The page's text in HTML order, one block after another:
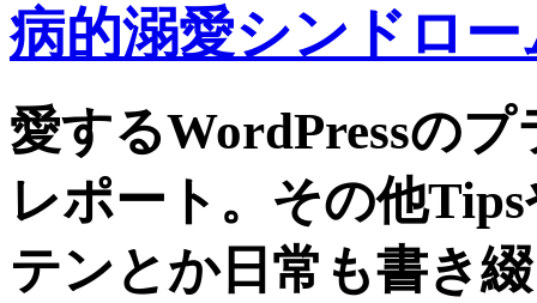
病的溺愛シンドロー
愛するWordPressの
レポート。その他
テンとか日常も書き